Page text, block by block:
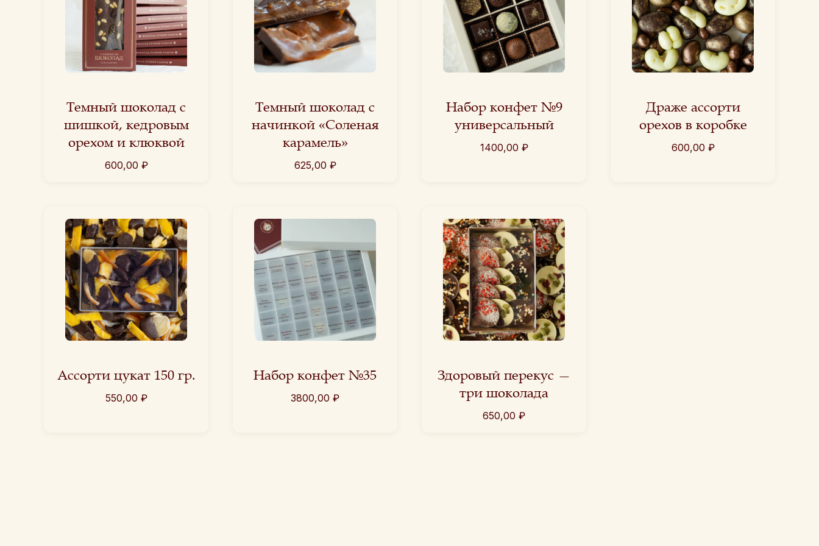
Темный шоколад с
шишкой, кедровым
орехом и клюквой
600,00 ₽
Темный шоколад с
начинкой «Соленая
карамель»
625,00 ₽
Набор конфет №9
универсальный
1400,00 ₽
Драже ассорти
орехов в коробке
600,00 ₽
Ассорти цукат 150 гр.
550,00 ₽
Набор конфет №35
3800,00 ₽
Здоровый перекус —
три шоколада
650,00 ₽